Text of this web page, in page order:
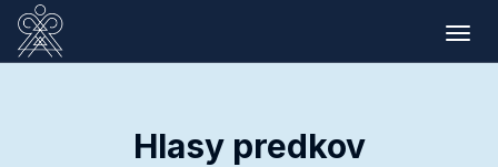
Hlasy predkov